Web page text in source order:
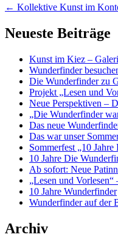
Artikel-
Navigation
← Kollektive Kunst im
Neueste Beiträge
Kunst im Kiez –
Wunderfinder
Die Wunderfinder zu
Projekt „Lesen und
Neue Perspektiven –
„Die Wunderfinder
Das neue
Das war unser
Sommerfest „10
10 Jahre Die
Ab sofort: Neue
„Lesen und
10 Jahre Wunderfinder
Wunderfinder auf der
Archiv